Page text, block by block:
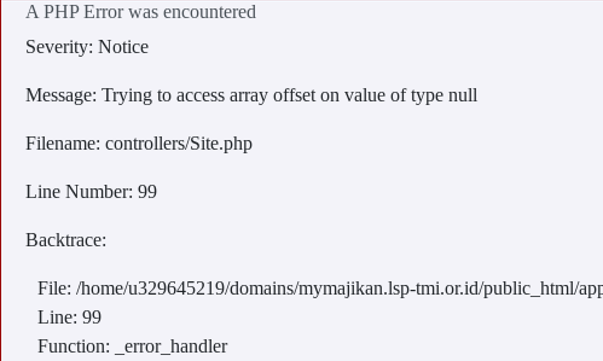
A PHP Error was encountered
Severity: Notice
Message: Trying to access array offset on value of type null
Filename: controllers/Site.php
Line Number: 99
Backtrace:
File: /home/u329645219/domains/mymajikan.lsp-tmi.or.id/public_html/
Line: 99
Function: _error_handler